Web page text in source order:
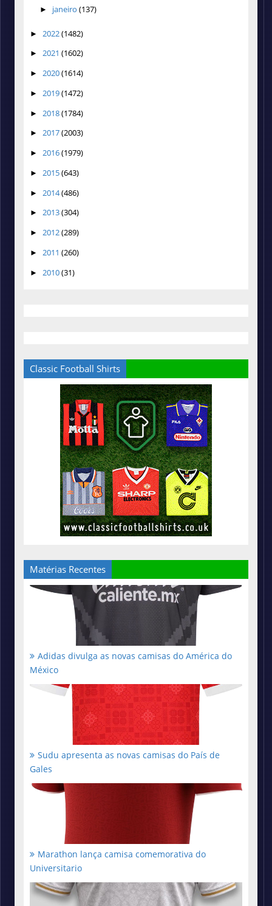
► janeiro (137)
► 2022(1482)
► 2021 (1602)
► 2020(1614)
► 2019(1472)
► 2018(1784)
► 2017(2003)
► 2016(1979)
► 2015(643)
► 2014(486)
► 2013(304)
► 2012(289)
► 2011 (260)
► 2010(31)
Classic Football Shirts
Matérias Recentes
Adidas divulga as novas camisas do América do
México
Sudu apresenta as novas camisas do País de
Gales
Marathon lança camisa comemorativa do
Universitario